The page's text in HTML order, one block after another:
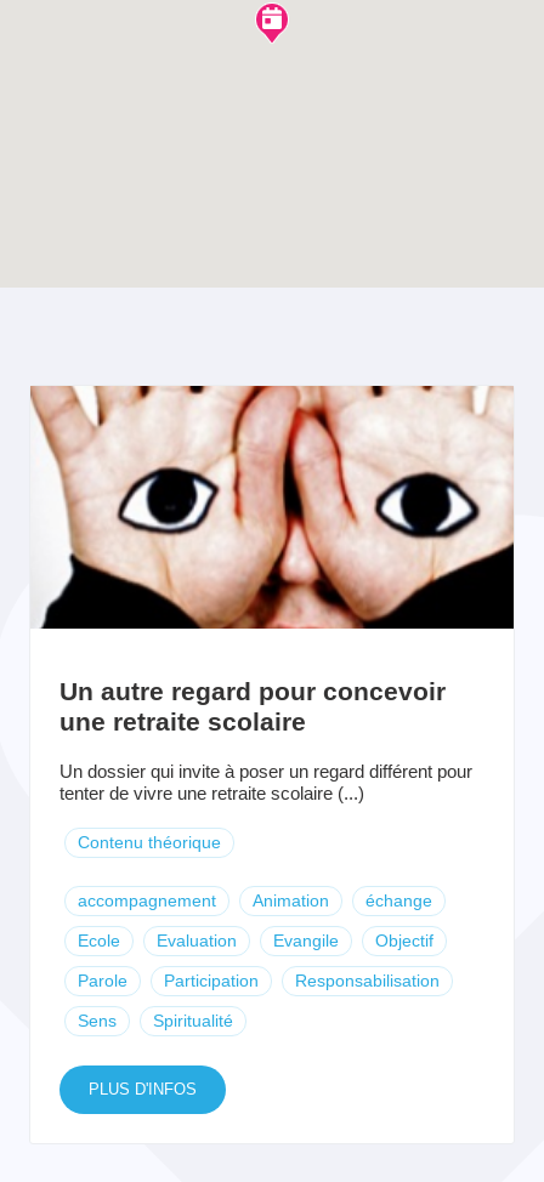
Un autre regard pour concevoir
une retraite scolaire
Un dossier qui invite à poser un regard différent pour
tenter de vivre une retraite scolaire (...)
Contenu théorique
accompagnement Animation échange
Ecole Evaluation Evangile Objectif
Parole Participation Responsabilisation
Sens Spiritualité
PLUS D'INFOS